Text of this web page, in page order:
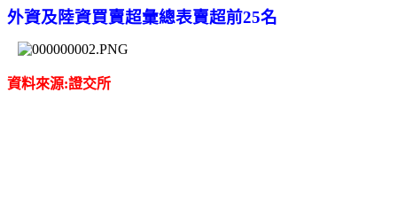
外資及陸資買賣超彙總表賣超前25名
資料來源:證交所